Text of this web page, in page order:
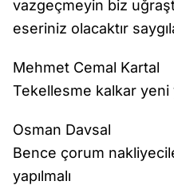
vazgeçmeyin biz
eseriniz olacaktır
Mehmet Cemal Kartal
Tekellesme kalkar yeni
Osman Davsal
Bence çorum
yapılmalı